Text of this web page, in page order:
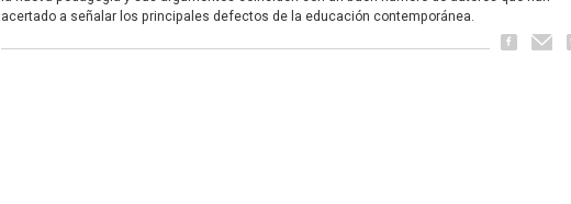
acertado a señalar los principales defectos de la educación contemporánea.